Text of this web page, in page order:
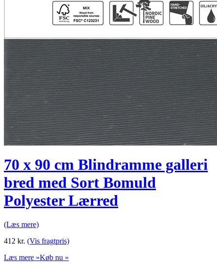
70 x 90 cm Blindramme galleri
bred med Sort Bomuld
Polyester Lærred
(Læs mere)
412 kr. (Vis fragtpris)
Læs mere »Køb nu »